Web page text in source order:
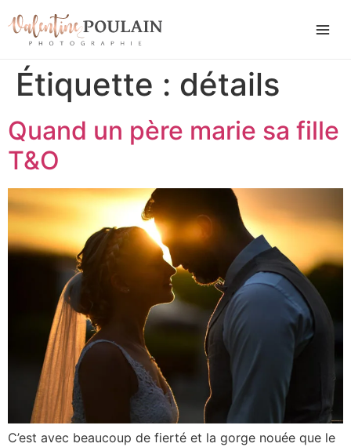
Étiquette : détails
Quand un père marie sa fille
T&O
C’est avec beaucoup de fierté et la gorge nouée que le